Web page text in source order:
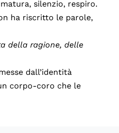
silenzio, respiro.
ha riscritto le parole,
della ragione, delle
dall’identità
corpo-coro che le